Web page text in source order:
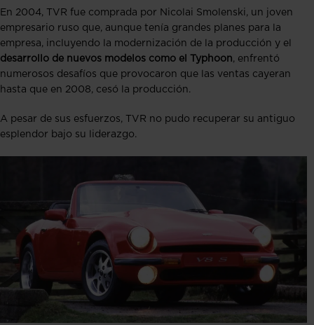
En 2004, TVR fue comprada por Nicolai Smolenski, un joven
empresario ruso que, aunque tenía grandes planes para la
empresa, incluyendo la modernización de la producción y el
desarrollo de nuevos modelos como el Typhoon, enfrentó
numerosos desafíos que provocaron que las ventas cayeran
hasta que en 2008, cesó la producción.
A pesar de sus esfuerzos, TVR no pudo recuperar su antiguo
esplendor bajo su liderazgo.